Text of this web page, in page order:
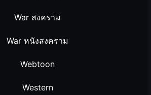
War สงคราม
War หนังสงคราม
Webtoon
Western